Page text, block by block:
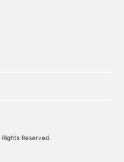
Reserved.